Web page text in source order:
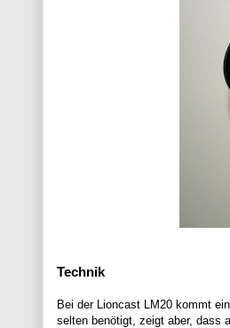
Technik
Bei der Lioncast LM20 kommt
selten benötigt, zeigt aber, dass